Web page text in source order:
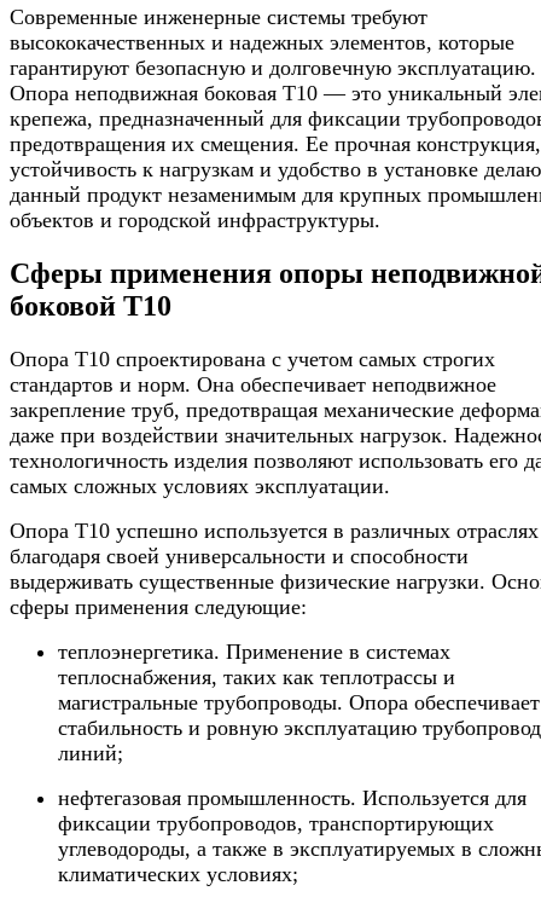
Современные инженерные системы требуют
высококачественных и надежных элементов, которые
гарантируют безопасную и долговечную эксплуатацию.
Опора неподвижная боковая Т10 — это уникальный
крепежа, предназначенный для фиксации
предотвращения их смещения. Ее прочная конструкция,
устойчивость к нагрузкам и удобство в установке
данный продукт незаменимым для крупных
объектов и городской инфраструктуры.
Сферы применения опоры
боковой Т10
Опора Т10 спроектирована с учетом самых строгих
стандартов и норм. Она обеспечивает неподвижное
закрепление труб, предотвращая механические
даже при воздействии значительных нагрузок.
технологичность изделия позволяют использовать его
самых сложных условиях эксплуатации.
Опора Т10 успешно используется в различных отраслях
благодаря своей универсальности и способности
выдерживать существенные физические нагрузки.
сферы применения следующие:
теплоэнергетика. Применение в системах
теплоснабжения, таких как теплотрассы и
магистральные трубопроводы. Опора обеспечивает
стабильность и ровную эксплуатацию
линий;
нефтегазовая промышленность. Используется для
фиксации трубопроводов, транспортирующих
углеводороды, а также в эксплуатируемых в
климатических условиях;